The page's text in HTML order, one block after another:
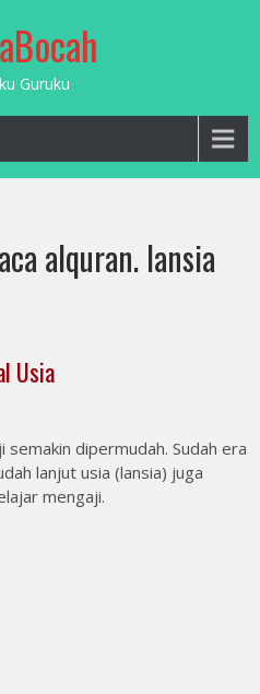
Guruku
alquran. lansia
Usia
dipermudah. Sudah era
lanjut usia (lansia) juga
mengaji.